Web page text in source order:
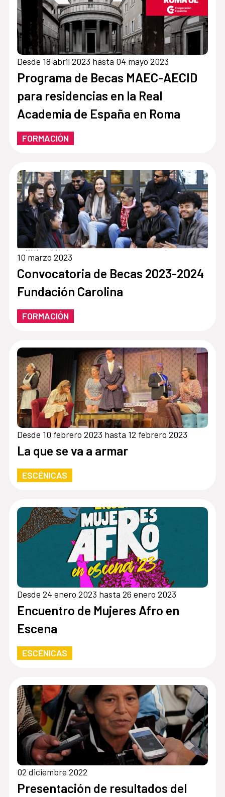
Desde 18 abril 2023 hasta 04 mayo 2023
Programa de Becas MAEC-AECID
para residencias en la Real
Academia de España en Roma
FORMACIÓN
10 marzo 2023
Convocatoria de Becas 2023-2024
Fundación Carolina
FORMACIÓN
Desde 10 febrero 2023 hasta 12 febrero 2023
La que se va a armar
ESCÉNICAS
Desde 24 enero 2023 hasta 26 enero 2023
Encuentro de Mujeres Afro en
Escena
ESCÉNICAS
02 diciembre 2022
Presentación de resultados del